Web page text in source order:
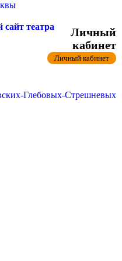
театра
Глебовых-Стрешневых
Личный
кабинет
Личный кабинет